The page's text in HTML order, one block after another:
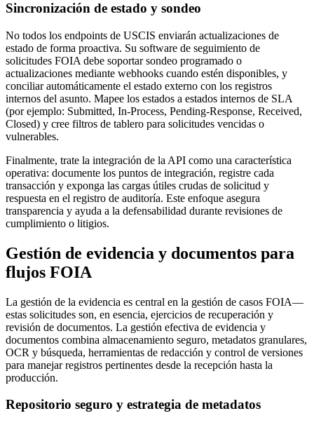
Sincronización de estado y sondeo
No todos los endpoints de USCIS enviarán actualizaciones de
estado de forma proactiva. Su software de seguimiento de
solicitudes FOIA debe soportar sondeo programado o
actualizaciones mediante webhooks cuando estén disponibles, y
conciliar automáticamente el estado externo con los registros
internos del asunto. Mapee los estados a estados internos de SLA
(por ejemplo: Submitted, In-Process, Pending-Response, Received,
Closed) y cree filtros de tablero para solicitudes vencidas o
vulnerables.
Finalmente, trate la integración de la API como una característica
operativa: documente los puntos de integración, registre cada
transacción y exponga las cargas útiles crudas de solicitud y
respuesta en el registro de auditoría. Este enfoque asegura
transparencia y ayuda a la defensabilidad durante revisiones de
cumplimiento o litigios.
Gestión de evidencia y documentos para
flujos FOIA
La gestión de la evidencia es central en la gestión de casos FOIA—
estas solicitudes son, en esencia, ejercicios de recuperación y
revisión de documentos. La gestión efectiva de evidencia y
documentos combina almacenamiento seguro, metadatos granulares,
OCR y búsqueda, herramientas de redacción y control de versiones
para manejar registros pertinentes desde la recepción hasta la
producción.
Repositorio seguro y estrategia de metadatos